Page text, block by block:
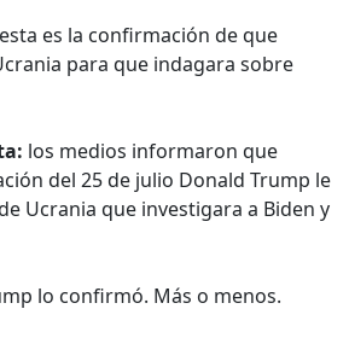
esta es la confirmación de que
para que indagara sobre
los medios informaron que
del 25 de julio Donald Trump le
Ucrania que investigara a Biden y
lo confirmó. Más o menos.